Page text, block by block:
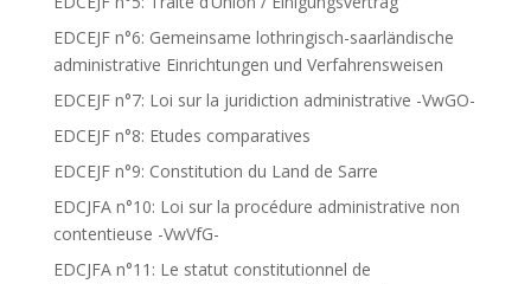
EDCEJF n°6: Gemeinsame lothringisch-saarländische
administrative Einrichtungen und Verfahrensweisen
EDCEJF n°7: Loi sur la juridiction administrative -VwGO-
EDCEJF n°8: Etudes comparatives
EDCEJF n°9: Constitution du Land de Sarre
EDCJFA n°10: Loi sur la procédure administrative non
contentieuse -VwVfG-
EDCJFA n°11: Le statut constitutionnel de